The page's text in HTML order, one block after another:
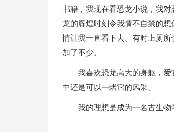
书籍，我现在看恐龙小说，我
龙的辉煌时刻令我情不自禁的
情让我一直看下去。有时上厕
加了不少。
我喜欢恐龙高大的身躯，
中还是可以一睹它的风采。
我的理想是成为一名古生物